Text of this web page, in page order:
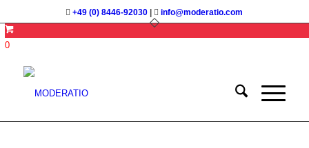
+49 (0) 8446-92030 info@moderatio.com
0